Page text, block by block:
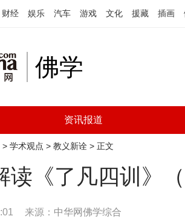
财经 娱乐 汽车 游戏 文化 援藏 插画
佛学
资讯报道
> 学术观点 > 教义新诠 > 正文
读《了凡四训》（
来源： 中华网佛学综合